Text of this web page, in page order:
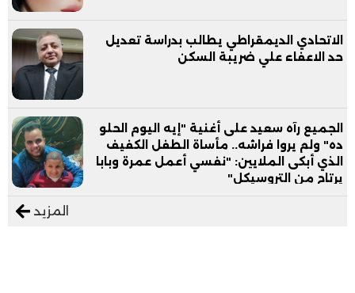
الاتحادي الديمقراطي يطالب بدراسة تعديل
حد الاعفاء علي ضريبة السكن
الجميع رآه سعيد على أغنية "إيه اليوم الحلو
ده" ولم يروا فراشه.. مأساة الطفل الكفيف
الذي أبكى الملايين: "نفسي أعمل عمرة وبابا
يرتاح من التروسيكل"
المزيد